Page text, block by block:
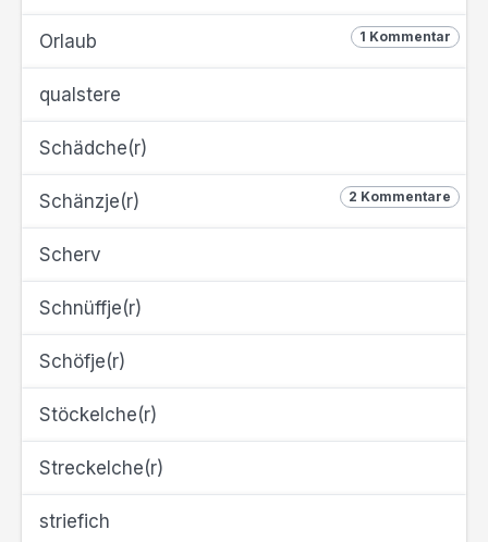
1 Kommentar
Orlaub
qualstere
Schädche(r)
2 Kommentare
Schänzje(r)
Scherv
Schnüffje(r)
Schöfje(r)
Stöckelche(r)
Streckelche(r)
striefich